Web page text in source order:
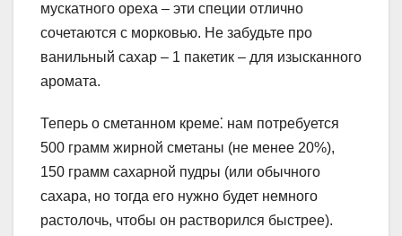
мускатного ореха – эти специи отлично
сочетаются с морковью. Не забудьте про
ванильный сахар – 1 пакетик – для изысканного
аромата.
Теперь о сметанном креме⁚ нам потребуется
500 грамм жирной сметаны (не менее 20%),
150 грамм сахарной пудры (или обычного
сахара, но тогда его нужно будет немного
растолочь, чтобы он растворился быстрее).